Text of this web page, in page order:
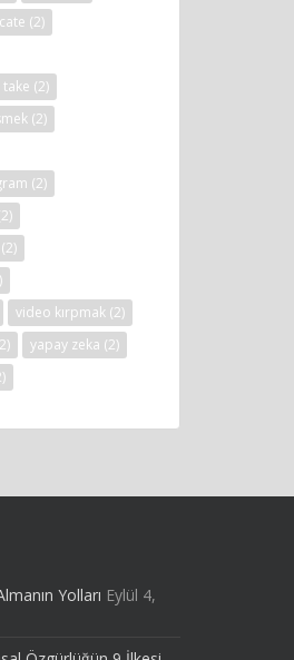
(2)
take (2)
(2)
(2)
(2)
video kırpmak (2)
yapay zeka (2)
Yolları Eylül 4,